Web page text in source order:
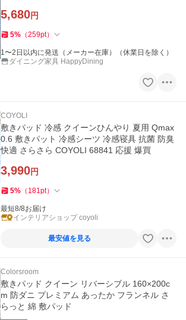
5,680円
5% （259pt）
1〜2日以内に発送（メーカー在庫）（休業日を除く）
ダイニング家具 HappyDining
COYOLI
敷きパッド 冷感 クイーンひんやり 夏用 Qmax
0.6 敷きパット 冷感シーツ 冷感寝具 抗菌 防臭
快適 さらさら COYOLI 68841 応援 爆買
3,990円
5% （ 181pt）
最短8/8お届け
インテリアショップ coyoli
最安値を見る
Colorsroom
敷きパッド クイーン リバーシブル 160×200c
m 防ダニ プレミアム あったか フランネル さ
らっと 綿 敷パッド